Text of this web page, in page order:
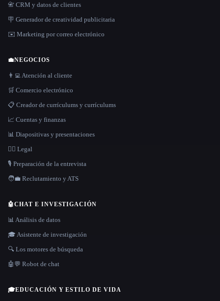
📇 CRM y datos de clientes
🪧 Generador de creatividad publicitaria
✉️ Marketing por correo electrónico
💼NEGOCIOS
👨‍💻 Atención al cliente
🛒 Comercio electrónico
📋 Creador de currículums y currículums
📈 Cuentas y finanzas
📊 Diapositivas y presentaciones
👩‍⚖️ Legal
🎙️ Preparación de la entrevista
🧑‍💼 Reclutamiento y ATS
🤖CHAT E INVESTIGACIÓN
📊 Análisis de datos
🎓 Asistente de investigación
🔍 Los motores de búsqueda
🤖💬 Robot de chat
🎓EDUCACIÓN Y ESTILO DE VIDA